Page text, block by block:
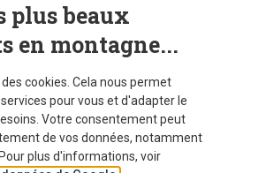
plus beaux
en montagne...
des cookies. Cela nous permet
pour vous et d'adapter le
Votre consentement peut
de vos données, notamment
plus d'informations, voir